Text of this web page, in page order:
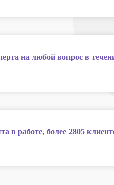
на любой вопрос в
в работе, более 2805